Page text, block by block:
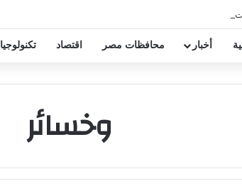
تخفيض عقود زيزو والشناوي
أخبار محافظات مصر اقتصاد تكنولوجيا
وخسائر